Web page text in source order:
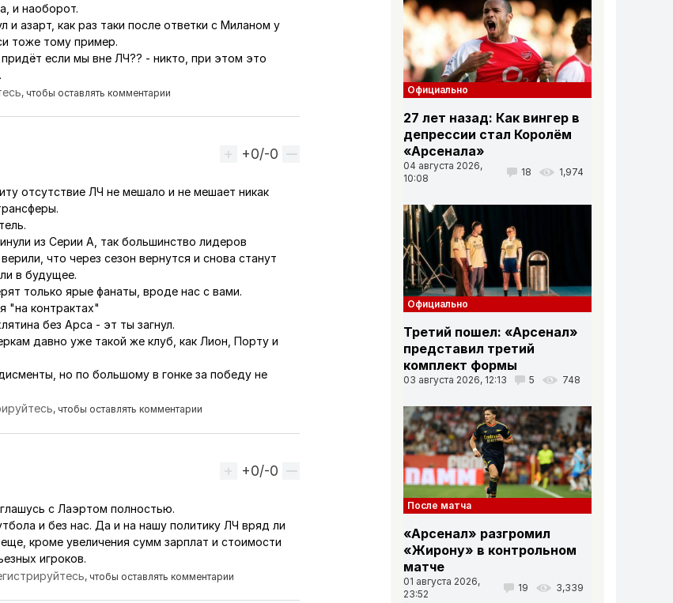
arsenal_kz
и наоборот.
и азарт, как раз таки после ответки с Миланом у
тоже тому пример.
если мы вне ЛЧ?? - никто, при этом это
, чтобы оставлять комментарии
Вверх
+0/-0
отсутствие ЛЧ не мешало и не мешает никак
из Серии А, так большинство лидеров
что через сезон вернутся и снова станут
в будущее.
только ярые фанаты, вроде нас с вами.
"на контрактах"
без Арса - эт ты загнул.
давно уже такой же клуб, как Лион, Порту и
но по большому в гонке за победу не
, чтобы оставлять комментарии
Laert
Вверх
+0/-0
с Лаэртом полностью.
и без нас. Да и на нашу политику ЛЧ вряд ли
кроме увеличения сумм зарплат и стоимости
игроков.
, чтобы оставлять комментарии
Официально
27 лет назад: Как вингер в
депрессии стал Королём
«Арсенала»
04 августа 2026,
10:08
18 1,974
Официально
Третий пошел: «Арсенал»
представил третий
комплект формы
03 августа 2026, 12:13 5 748
После матча
«Арсенал» разгромил
«Жирону» в контрольном
матче
01 августа 2026,
23:52
19 3,339